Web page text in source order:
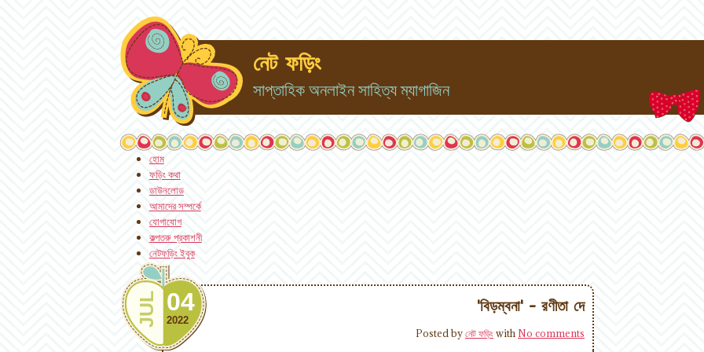
নেট ফড়িং
সাপ্তাহিক অনলাইন সাহিত্য ম্যাগাজিন
হোম
ফড়িং কথা
ডাউনলোড
আমাদের সম্পর্কে
যোগাযোগ
কল্পতরু প্রকাশনী
নেটফড়িং ইবুক
'বিড়ম্বনা' - রণীতা দে
JUL 04
2022
Posted byনেট ফড়িং with No comments